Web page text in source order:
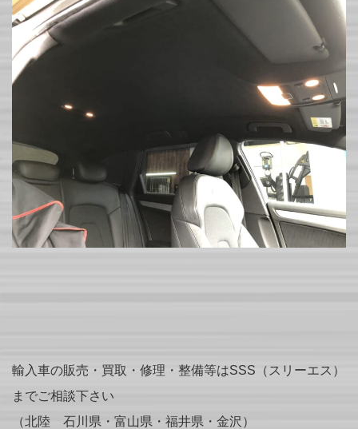
輸入車の販売・買取・修理・整備等はSSS（スリーエス）
までご相談下さい
（北陸 石川県・富山県・福井県・金沢）